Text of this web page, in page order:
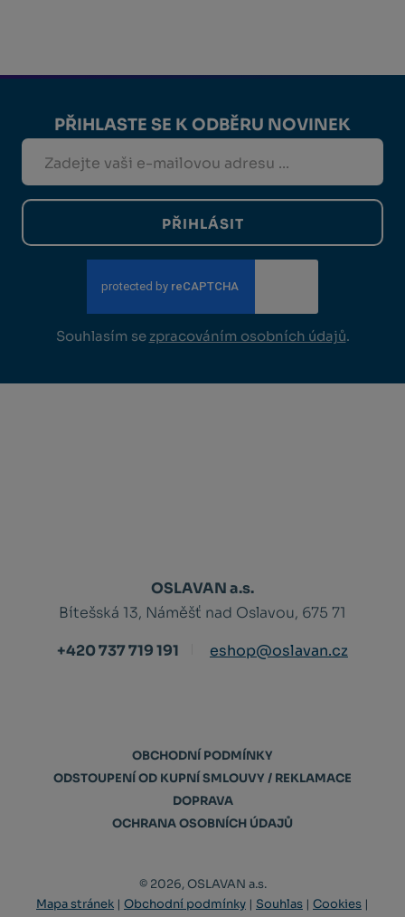
PŘIHLASTE SE K ODBĚRU NOVINEK
PŘIHLÁSIT
Souhlasím se zpracováním osobních údajů.
OSLAVAN a.s.
Bítešská 13, Náměšť nad Oslavou, 675 71
+420 737 719 191
eshop@oslavan.cz
OBCHODNÍ PODMÍNKY
ODSTOUPENÍ OD KUPNÍ SMLOUVY / REKLAMACE
DOPRAVA
OCHRANA OSOBNÍCH ÚDAJŮ
© 2026, OSLAVAN a.s.
Mapa stránek | Obchodní podmínky | Souhlas | Cookies |